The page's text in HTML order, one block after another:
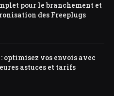
pour le branchement et
des Freeplugs
: optimisez vos envois avec
astuces et tarifs